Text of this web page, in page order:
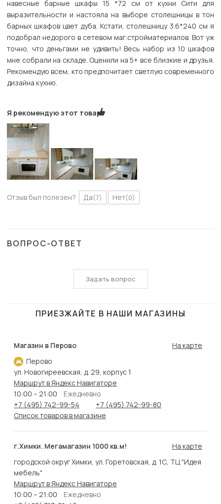
навесные барные шкафы 15 *72 см от кухни Сити для
выразительности и настояла на выборе столешницы в тон
барных шкафов цвет дуба. Кстати, столешницу 3.6*240 см я
подобрал недорого в сетевом маг.стройматериалов. Вот уж
точно, что деньгами не удивить! Весь набор из 10 шкафов
мне собрали на складе. Оценили на 5+ все близкие и друзья.
Рекомендую всем, кто предпочитает светлую современного
дизайна кухню.
Я рекомендую этот товар
Отзыв был полезен? Да(7) Нет(0)
ВОПРОС-ОТВЕТ
Задать вопрос
ПРИЕЗЖАЙТЕ В НАШИ МАГАЗИНЫ
Магазин в Перово
Перово
На карте
ул. Новогиреевская, д. 29, корпус 1
Маршрут в Яндекс Навигаторе
10:00 – 21:00
Ежедневно
+7 (495) 742-99-54
+7 (495) 742-99-80
Список товаров в магазине
г.Химки. Мегамагазин 1000 кв.м!
На карте
городской округ Химки, ул. Горетовская, д. 1С, ТЦ "Идея
мебель"
Маршрут в Яндекс Навигаторе
10:00 – 21:00
Ежедневно